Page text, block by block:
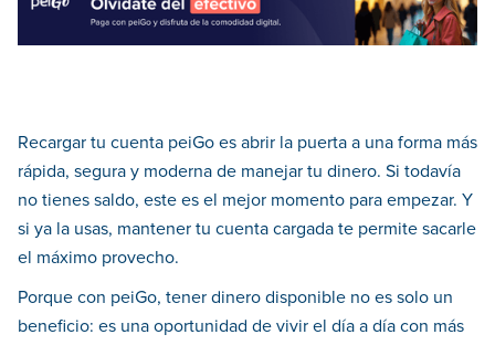
Recargar tu cuenta peiGo es abrir la puerta a una forma más
rápida, segura y moderna de manejar tu dinero. Si todavía
no tienes saldo, este es el mejor momento para empezar. Y
si ya la usas, mantener tu cuenta cargada te permite sacarle
el máximo provecho.
Porque con peiGo, tener dinero disponible no es solo un
beneficio: es una oportunidad de vivir el día a día con más